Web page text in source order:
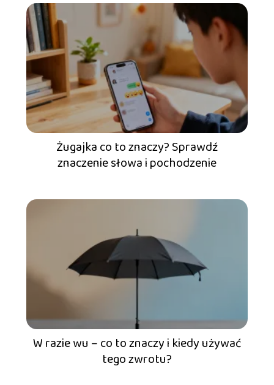
Żugajka co to znaczy? Sprawdź
znaczenie słowa i pochodzenie
W razie wu – co to znaczy i kiedy używać
tego zwrotu?